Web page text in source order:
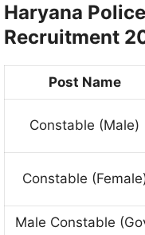
Haryana
Recruitment
Post Name
Constable (Male)
Constable
Male Constable